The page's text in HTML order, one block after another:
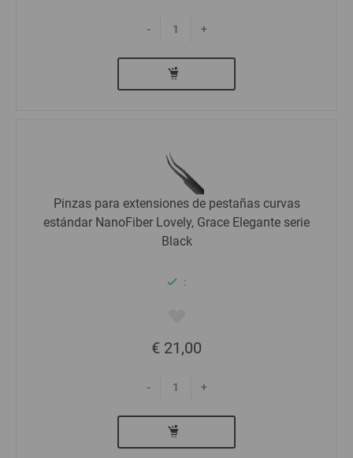
- +
Pinzas para extensiones de pestañas curvas
estándar NanoFiber Lovely, Grace Elegante serie
Black
:
€ 21,00
- +